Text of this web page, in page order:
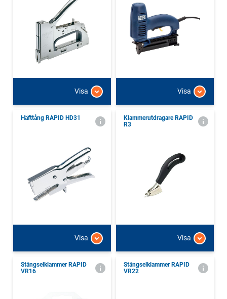
Visa Visa
Häfttång RAPID HD31
Visa
Klammerutdragare RAPID
R3
Visa
Stängselklammer RAPID
VR16
Stängselklammer RAPID
VR22